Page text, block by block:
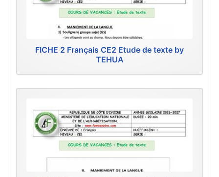
FICHE 2 Français CE2 Etude de texte by
TEHUA